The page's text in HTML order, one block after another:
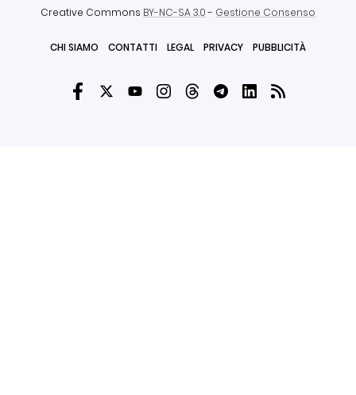
Creative Commons BY-NC-SA 3.0- Gestione Consenso
CHI SIAMO CONTATTI LEGAL PRIVACY PUBBLICITÀ